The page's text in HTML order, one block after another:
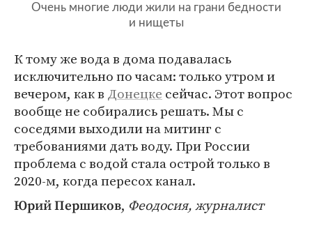
Очень многие люди жили на грани бедности
и нищеты
К тому же вода в дома подавалась
исключительно по часам: только утром и
вечером, как в Донецке сейчас. Этот вопрос
вообще не собирались решать. Мы с
соседями выходили на митинг с
требованиями дать воду. При России
проблема с водой стала острой только в
2020-м, когда пересох канал.
Юрий Першиков, Феодосия, журналист